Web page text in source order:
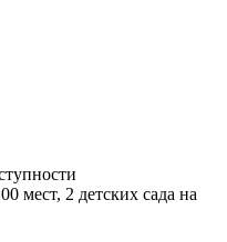
мест, 2 детских сада на